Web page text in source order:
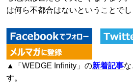
は何ら不都合はないということでし
▲「WEDGE Infinity」の新着記事
す。